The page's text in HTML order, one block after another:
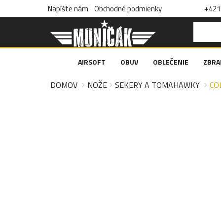
Napíšte nám Obchodné podmienky
AIRSOFT OBUV OBLEČENIE
DOMOV NOŽE SEKERY A TOMAHAWKY